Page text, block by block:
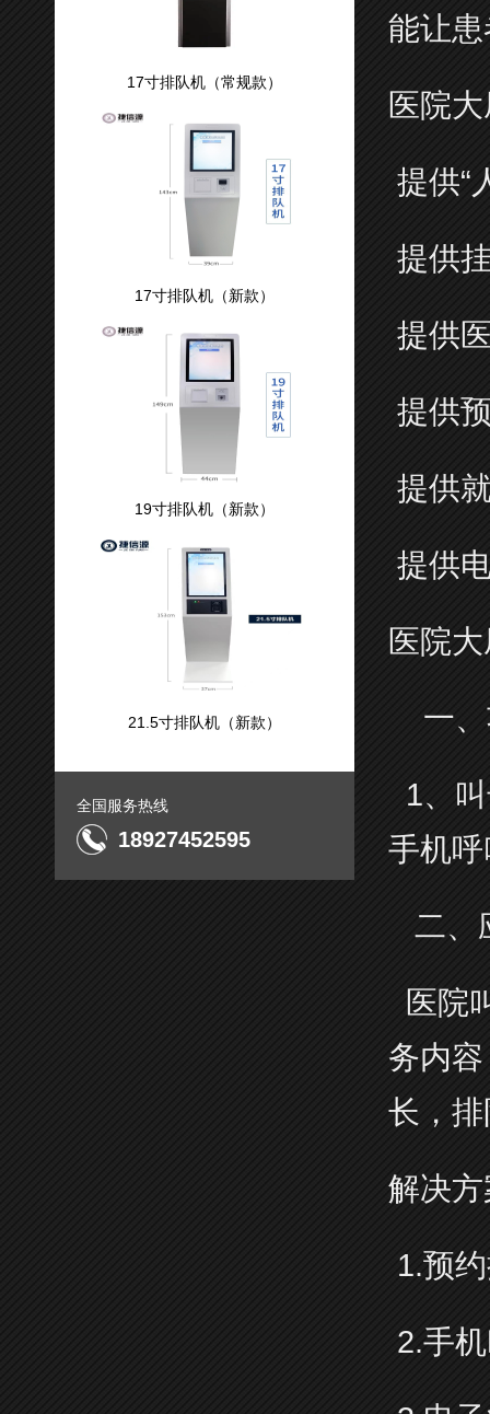
17寸排队机（常规款）
17寸排队机（新款）
19寸排队机（新款）
21.5寸排队机（新款）
全国服务热线
18927452595
能让
医院
提供“
提供
提供
提供
提供
提供
医院
一、
1、
手机
二、
医院
务内
长，
解决
1.预
2.手